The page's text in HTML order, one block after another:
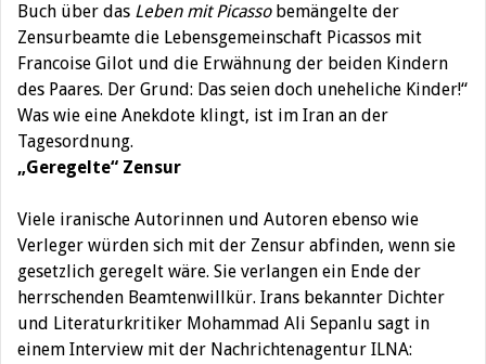
Buch über das Leben mit Picassobemängelte der
Zensurbeamte die Lebensgemeinschaft Picassos mit
Francoise Gilot und die Erwähnung der beiden Kindern
des Paares. Der Grund: Das seien doch uneheliche Kinder!“
Was wie eine Anekdote klingt, ist im Iran an der
Tagesordnung.
„Geregelte“ Zensur
Viele iranische Autorinnen und Autoren ebenso wie
Verleger würden sich mit der Zensur abfinden, wenn sie
gesetzlich geregelt wäre. Sie verlangen ein Ende der
herrschenden Beamtenwillkür. Irans bekannter Dichter
und Literaturkritiker Mohammad Ali Sepanlu sagt in
einem Interview mit der Nachrichtenagentur ILNA: